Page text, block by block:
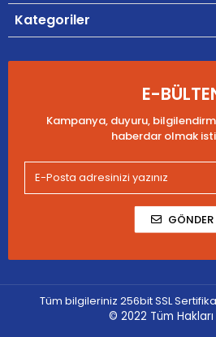
Kategoriler
E-
Kampanya, duyuru,
haberdar olmak
GÖNDER
Tüm bilgileriniz 256bit SSL
© 2022 Tüm Hakları